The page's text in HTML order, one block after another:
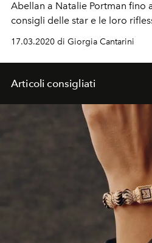
Abellan a Natalie Portman fino
consigli delle star e le loro
17.03.2020 di Giorgia Cantarini
Articoli consigliati